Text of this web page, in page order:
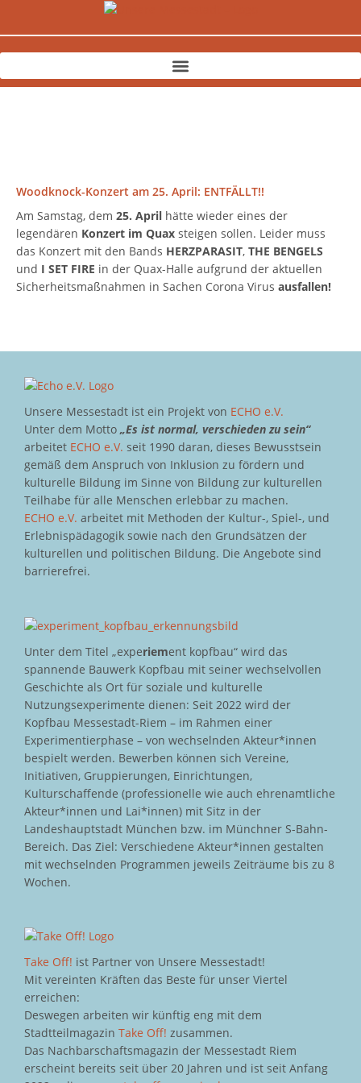
Woodknock-Konzert am 25. April: ENTFÄLLT!!
Am Samstag, dem 25. April hätte wieder eines der
legendären Konzert im Quax steigen sollen. Leider muss
das Konzert mit den Bands HERZPARASIT, THE BENGELS
und I SET FIRE in der Quax-Halle aufgrund der aktuellen
Sicherheitsmaßnahmen in Sachen Corona Virus ausfallen!
Unsere Messestadt ist ein Projekt von ECHO e.V.
Unter dem Motto „Es ist normal, verschieden zu sein“
arbeitet ECHO e.V. seit 1990 daran, dieses Bewusstsein
gemäß dem Anspruch von Inklusion zu fördern und
kulturelle Bildung im Sinne von Bildung zur kulturellen
Teilhabe für alle Menschen erlebbar zu machen.
ECHO e.V. arbeitet mit Methoden der Kultur-, Spiel-, und
Erlebnispädagogik sowie nach den Grundsätzen der
kulturellen und politischen Bildung. Die Angebote sind
barrierefrei.
Unter dem Titel „experiement kopfbau“ wird das
spannende Bauwerk Kopfbau mit seiner wechselvollen
Geschichte als Ort für soziale und kulturelle
Nutzungsexperimente dienen: Seit 2022 wird der
Kopfbau Messestadt-Riem – im Rahmen einer
Experimentierphase – von wechselnden Akteur*innen
bespielt werden. Bewerben können sich Vereine,
Initiativen, Gruppierungen, Einrichtungen,
Kulturschaffende (professionelle wie auch ehrenamtliche
Akteur*innen und Lai*innen) mit Sitz in der
Landeshauptstadt München bzw. im Münchner S-Bahn-
Bereich. Das Ziel: Verschiedene Akteur*innen gestalten
mit wechselnden Programmen jeweils Zeiträume bis zu 8
Wochen.
Take Off! ist Partner von Unsere Messestadt!
Mit vereinten Kräften das Beste für unser Viertel
erreichen:
Deswegen arbeiten wir künftig eng mit dem
Stadtteilmagazin Take Off! zusammen.
Das Nachbarschaftsmagazin der Messestadt Riem
erscheint bereits seit über 20 Jahren und ist seit Anfang